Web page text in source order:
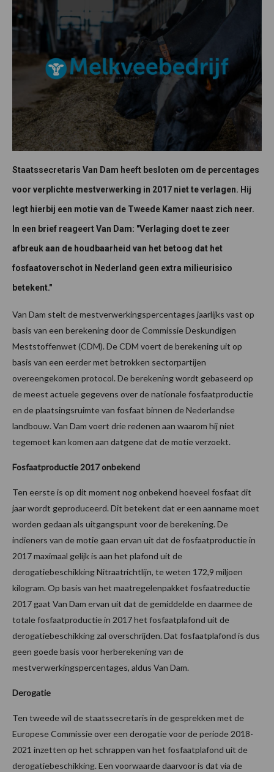
Staatssecretaris Van Dam heeft besloten om de percentages
voor verplichte mestverwerking in 2017 niet te verlagen. Hij
legt hierbij een motie van de Tweede Kamer naast zich neer.
In een brief reageert Van Dam: "Verlaging doet te zeer
afbreuk aan de houdbaarheid van het betoog dat het
fosfaatoverschot in Nederland geen extra milieurisico
betekent."
Van Dam stelt de mestverwerkingspercentages jaarlijks vast op
basis van een berekening door de Commissie Deskundigen
Meststoffenwet (CDM). De CDM voert de berekening uit op
basis van een eerder met betrokken sectorpartijen
overeengekomen protocol. De berekening wordt gebaseerd op
de meest actuele gegevens over de nationale fosfaatproductie
en de plaatsingsruimte van fosfaat binnen de Nederlandse
landbouw. Van Dam voert drie redenen aan waarom hij niet
tegemoet kan komen aan datgene dat de motie verzoekt.
Fosfaatproductie 2017 onbekend
Ten eerste is op dit moment nog onbekend hoeveel fosfaat dit
jaar wordt geproduceerd. Dit betekent dat er een aanname moet
worden gedaan als uitgangspunt voor de berekening. De
indieners van de motie gaan ervan uit dat de fosfaatproductie in
2017 maximaal gelijk is aan het plafond uit de
derogatiebeschikking Nitraatrichtlijn, te weten 172,9 miljoen
kilogram. Op basis van het maatregelenpakket fosfaatreductie
2017 gaat Van Dam ervan uit dat de gemiddelde en daarmee de
totale fosfaatproductie in 2017 het fosfaatplafond uit de
derogatiebeschikking zal overschrijden. Dat fosfaatplafond is dus
geen goede basis voor herberekening van de
mestverwerkingspercentages, aldus Van Dam.
Derogatie
Ten tweede wil de staatssecretaris in de gesprekken met de
Europese Commissie over een derogatie voor de periode 2018-
2021 inzetten op het schrappen van het fosfaatplafond uit de
derogatiebeschikking. Een voorwaarde daarvoor is dat via de